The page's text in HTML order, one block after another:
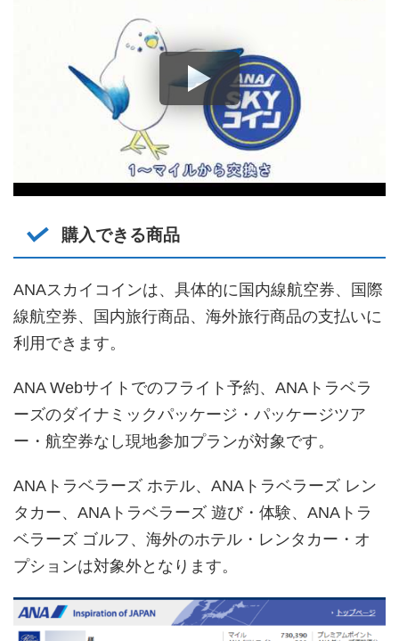
購入できる商品
ANAスカイコインは、具体的に国内線航空券、国際
線航空券、国内旅行商品、海外旅行商品の支払いに
利用できます。
ANA Webサイトでのフライト予約、ANAトラベラ
ーズのダイナミックパッケージ・パッケージツア
ー・航空券なし現地参加プランが対象です。
ANAトラベラーズ ホテル、ANAトラベラーズ レン
タカー、ANAトラベラーズ 遊び・体験、ANAトラ
ベラーズ ゴルフ、海外のホテル・レンタカー・オ
プションは対象外となります。